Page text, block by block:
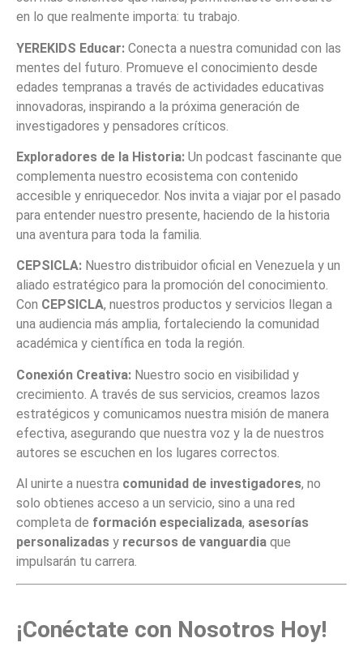
en lo que realmente importa: tu trabajo.
YEREKIDS Educar: Conecta a nuestra comunidad con las
mentes del futuro. Promueve el conocimiento desde
edades tempranas a través de actividades educativas
innovadoras, inspirando a la próxima generación de
investigadores y pensadores críticos.
Exploradores de la Historia: Un podcast fascinante que
complementa nuestro ecosistema con contenido
accesible y enriquecedor. Nos invita a viajar por el pasado
para entender nuestro presente, haciendo de la historia
una aventura para toda la familia.
CEPSICLA: Nuestro distribuidor oficial en Venezuela y un
aliado estratégico para la promoción del conocimiento.
Con CEPSICLA, nuestros productos y servicios llegan a
una audiencia más amplia, fortaleciendo la comunidad
académica y científica en toda la región.
Conexión Creativa: Nuestro socio en visibilidad y
crecimiento. A través de sus servicios, creamos lazos
estratégicos y comunicamos nuestra misión de manera
efectiva, asegurando que nuestra voz y la de nuestros
autores se escuchen en los lugares correctos.
Al unirte a nuestra comunidad de investigadores, no
solo obtienes acceso a un servicio, sino a una red
completa de formación especializada, asesorías
personalizadas y recursos de vanguardia que
impulsarán tu carrera.
¡Conéctate con Nosotros Hoy!